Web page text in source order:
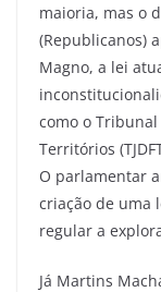
maioria, mas o
(Republicanos)
Magno, a lei
como o
Territórios
O parlamentar
criação de uma
regular a
Já Martins